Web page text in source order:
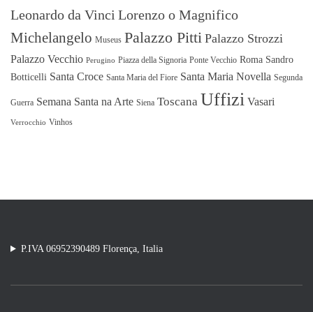
Leonardo da Vinci Lorenzo o Magnifico
Michelangelo Museus Palazzo Pitti Palazzo Strozzi
Palazzo Vecchio Perugino Piazza della Signoria Ponte Vecchio Roma Sandro
Botticelli Santa Croce Santa Maria del Fiore Santa Maria Novella Segunda
Guerra Semana Santa na Arte Siena Toscana Uffizi Vasari
Verrocchio Vinhos
P.IVA 06952390489 Florença, Italia